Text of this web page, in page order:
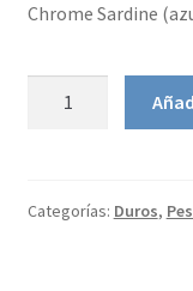
Chrome Sardine
12.5cm
Categorías: Duros,